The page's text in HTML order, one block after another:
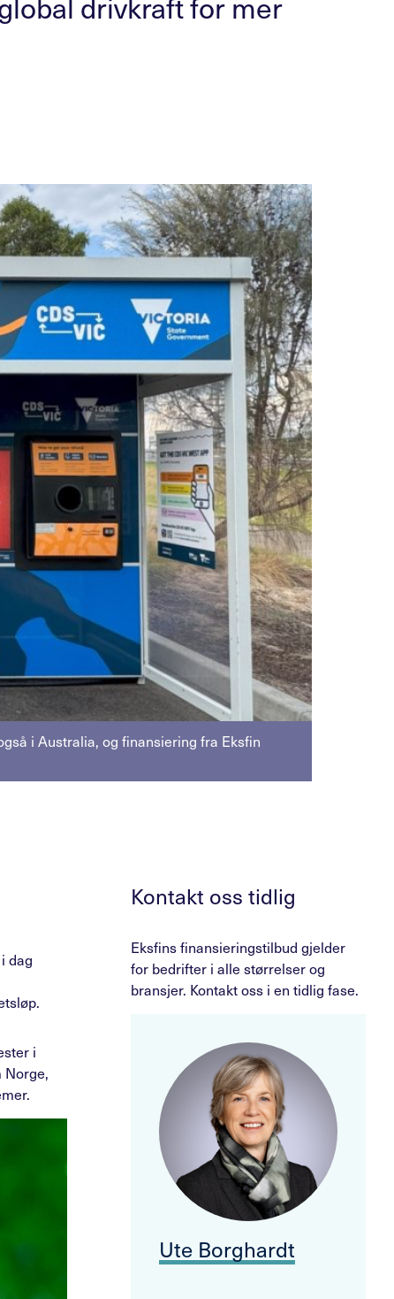
i Australia, og finansiering fra Eksfin
dag
i
Norge,
Kontakt oss tidlig
Eksfins finansieringstilbud gjelder
for bedrifter i alle størrelser og
bransjer. Kontakt oss i en tidlig fase.
Ute Borghardt